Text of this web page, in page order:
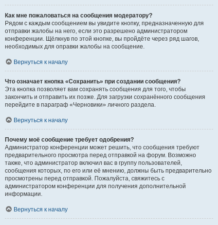
Как мне пожаловаться на сообщения модератору?
Рядом с каждым сообщением вы увидите кнопку, предназначенную для
отправки жалобы на него, если это разрешено администратором
конференции. Щёлкнув по этой кнопке, вы пройдёте через ряд шагов,
необходимых для оправки жалобы на сообщение.
Вернуться к началу
Что означает кнопка «Сохранить» при создании сообщения?
Эта кнопка позволяет вам сохранять сообщения для того, чтобы
закончить и отправить их позже. Для загрузки сохранённого сообщения
перейдите в параграф «Черновики» личного раздела.
Вернуться к началу
Почему моё сообщение требует одобрения?
Администратор конференции может решить, что сообщения требуют
предварительного просмотра перед отправкой на форум. Возможно
также, что администратор включил вас в группу пользователей,
сообщения которых, по его или её мнению, должны быть предварительно
просмотрены перед отправкой. Пожалуйста, свяжитесь с
администратором конференции для получения дополнительной
информации.
Вернуться к началу